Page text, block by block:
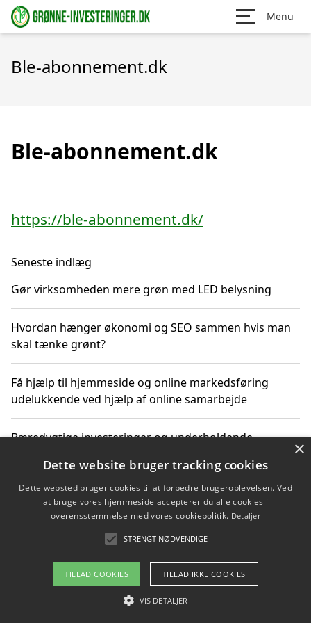
Menu
Ble-abonnement.dk
Ble-abonnement.dk
https://ble-abonnement.dk/
Seneste indlæg
Gør virksomheden mere grøn med LED belysning
Hvordan hænger økonomi og SEO sammen hvis man
skal tænke grønt?
Få hjælp til hjemmeside og online markedsføring
udelukkende ved hjælp af online samarbejde
Bæredygtige investeringer og underholdende
Sådan kan online møder for virksomheder fremme
grønne investeringer
Copyright 2026 - Pilanto Aps
Om / kontakt
×
Dette website bruger tracking cookies
Dette websted bruger cookies til at forbedre brugeroplevelsen. Ved
at bruge vores hjemmeside accepterer du alle cookies i
overensstemmelse med vores cookiepolitik. Detaljer
STRENGT NØDVENDIGE
TILLAD COOKIES TILLAD IKKE COOKIES
VIS DETALJER